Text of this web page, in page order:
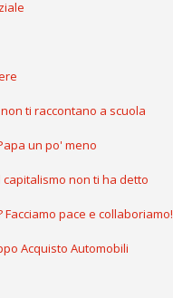
ti raccontano a scuola
un po' meno
capitalismo non ti ha detto
Facciamo pace e collaboriamo!
Acquisto Automobili